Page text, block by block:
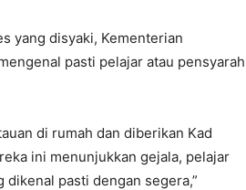
yang disyaki, Kementerian
pasti pelajar atau pensyarah
di rumah dan diberikan Kad
ini menunjukkan gejala, pelajar
pasti dengan segera,”